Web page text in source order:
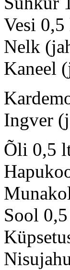
Vesi
Nelk
Kaneel
Ingver
Õli 0,5
Sool